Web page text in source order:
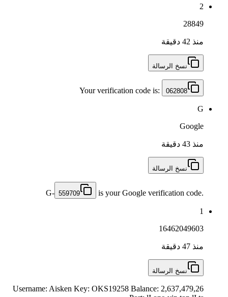
2
28849
منذ 42 دقيقة
نسخ الرسالة
Your verification code is: 062808
G
Google
منذ 43 دقيقة
نسخ الرسالة
G- 559709 is your Google verification code.
1
16462049603
منذ 47 دقيقة
نسخ الرسالة
Username: Aisken Key: OKS19258 Balance: 2,637,479,26